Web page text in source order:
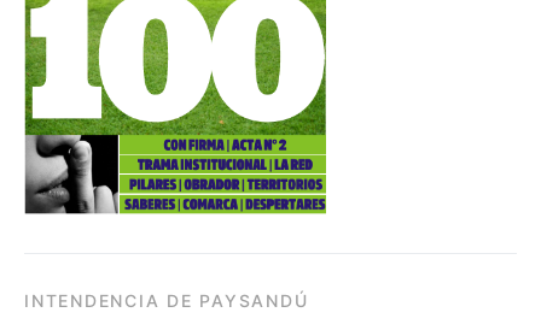
INTENDENCIA DE PAYSANDÚ